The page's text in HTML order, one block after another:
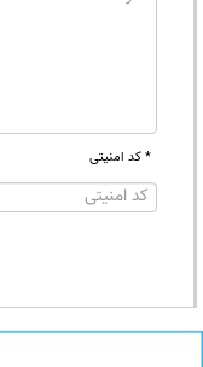
* کد امنیتی